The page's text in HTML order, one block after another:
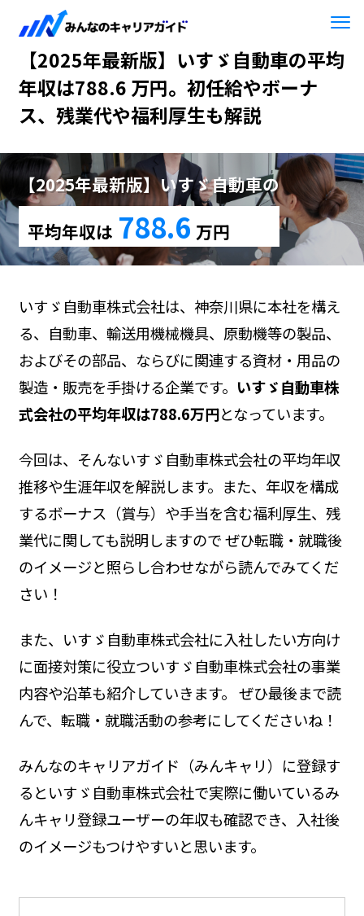
HOME 【2025年最新版】いすゞ自動車
【2025年最新版】いすゞ自動車の平均
年収は788.6 万円。初任給やボーナ
ス、残業代や福利厚生も解説
【2025年最新版】いすゞ自動車の
平均年収は 788.6 万円
いすゞ自動車株式会社は、神奈川県に本社を構え
る、自動車、輸送用機械機具、原動機等の製品、
およびその部品、ならびに関連する資材・用品の
製造・販売を手掛ける企業です。 いすゞ自動車株
式会社の平均年収は788.6万円となっています。
今回は、そんないすゞ自動車株式会社の平均年収
推移や生涯年収を解説します。また、年収を構成
するボーナス（賞与）や手当を含む福利厚生、残
業代に関しても説明しますので ぜひ転職・就職後
のイメージと照らし合わせながら読んでみてくだ
さい！
また、いすゞ自動車株式会社に入社したい方向け
に面接対策に役立ついすゞ自動車株式会社の事業
内容や沿革も紹介していきます。 ぜひ最後まで読
んで、転職・就職活動の参考にしてくださいね！
みんなのキャリアガイド（みんキャリ）に登録す
るといすゞ自動車株式会社で実際に働いているみ
んキャリ登録ユーザーの年収も確認でき、入社後
のイメージもつけやすいと思います。